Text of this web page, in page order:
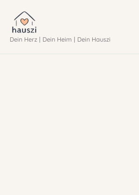
Inhalt
springen
Dein Herz | Dein Heim | Dein Hauszi